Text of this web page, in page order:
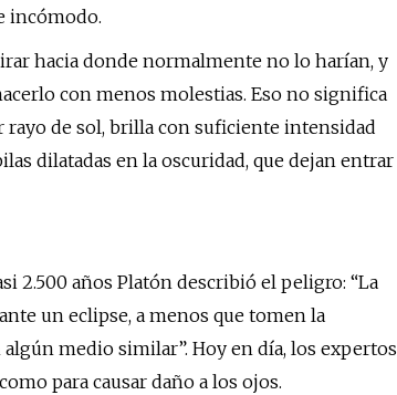
incómodo.
hacia donde normalmente no lo harían, y
con menos molestias. Eso no significa
rayo de sol, brilla con suficiente intensidad
dilatadas en la oscuridad, que dejan entrar
2.500 años Platón describió el peligro: “La
un eclipse, a menos que tomen la
medio similar”. Hoy en día, los expertos
para causar daño a los ojos.